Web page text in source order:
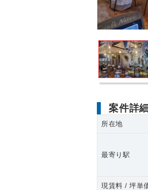
案件詳
所在地
最寄り駅
現賃料 / 坪単